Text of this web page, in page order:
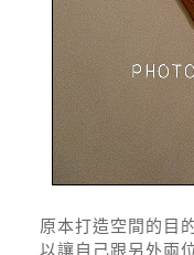
原本打造空間的目
以讓自己跟另外兩